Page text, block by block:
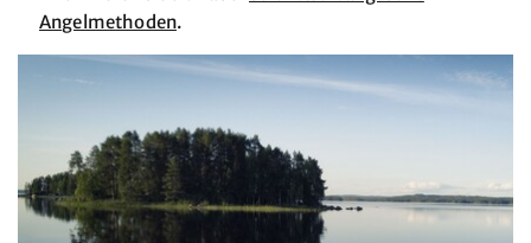
Angelmethoden.